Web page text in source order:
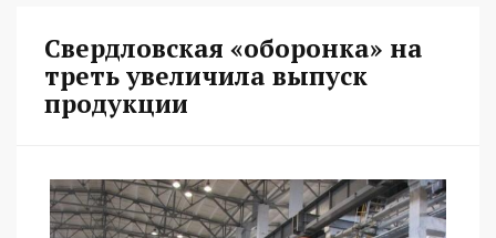
Свердловская «оборонка» на
треть увеличила выпуск
продукции